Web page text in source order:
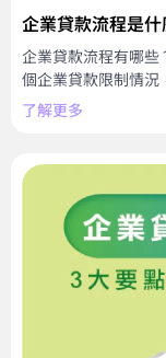
企業貸款流程是
企業貸款流程有哪些
個企業貸款限制情況
了解更多